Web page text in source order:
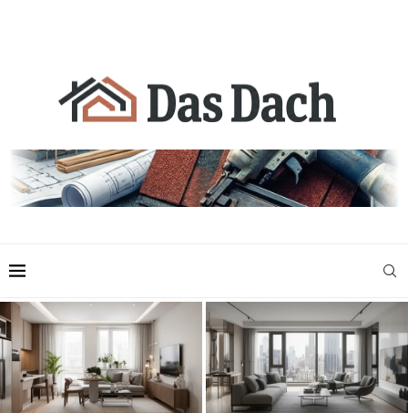
Jak urządzić nowoczesne
wnętrze w mieszkaniu o małym
metrażu
Nowoczesne aranżacje wnętrz
w przestrzeniach
wielkomiejskich